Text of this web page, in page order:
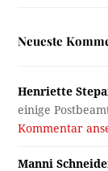
Neueste
Henriette
einige
Kommentar
Manni